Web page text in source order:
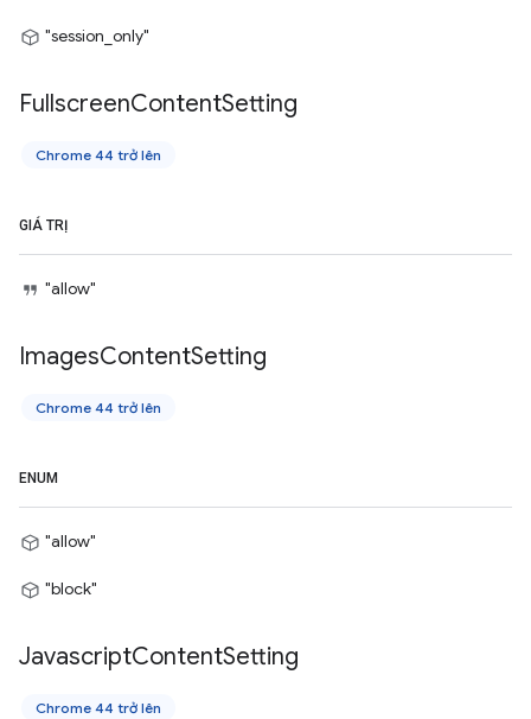
"session_only"
FullscreenContentSetting
Chrome 44 trở lên
GIÁ TRỊ
"allow"
ImagesContentSetting
Chrome 44 trở lên
ENUM
"allow"
"block"
JavascriptContentSetting
Chrome 44 trở lên